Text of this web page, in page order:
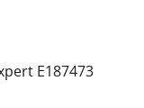
E187473